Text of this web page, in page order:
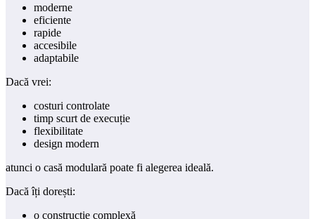
moderne
eficiente
rapide
accesibile
adaptabile
Dacă vrei:
costuri controlate
timp scurt de execuție
flexibilitate
design modern
atunci o casă modulară poate fi alegerea ideală.
Dacă îți dorești:
o construcție complexă